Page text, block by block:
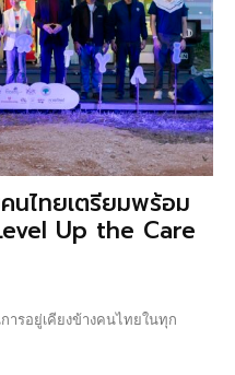
นไทยเตรียมพร้อม
Up the Care
รอยู่เคียงข้างคนไทยในทุก